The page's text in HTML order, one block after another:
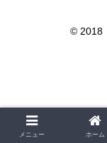
© 2018
メニュー ホーム